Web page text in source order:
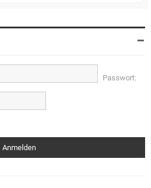
Passwort: